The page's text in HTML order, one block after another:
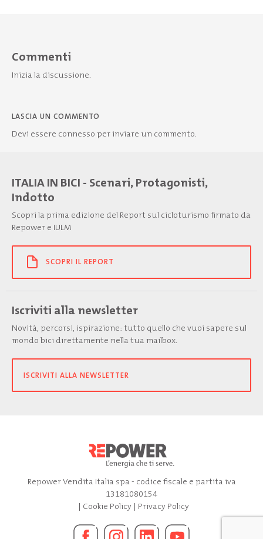
Commenti
Inizia la discussione.
LASCIA UN COMMENTO
Devi essere connesso per inviare un commento.
ITALIA IN BICI - Scenari, Protagonisti,
Indotto
Scopri la prima edizione del Report sul cicloturismo firmato da
Repower e IULM
SCOPRI IL REPORT
Iscriviti alla newsletter
Novità, percorsi, ispirazione: tutto quello che vuoi sapere sul
mondo bici direttamente nella tua mailbox.
ISCRIVITI ALLA NEWSLETTER
Repower Vendita Italia spa - codice fiscale e partita iva
13181080154
| Cookie Policy| Privacy Policy